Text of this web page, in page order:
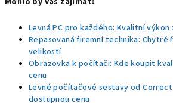
Levná PC pro každého: Kvalitní výkon
Repasovaná firemní technika: Chytré
velikostí
Obrazovka k počítači: Kde koupit
cenu
Levné počítačové sestavy od
dostupnou cenu